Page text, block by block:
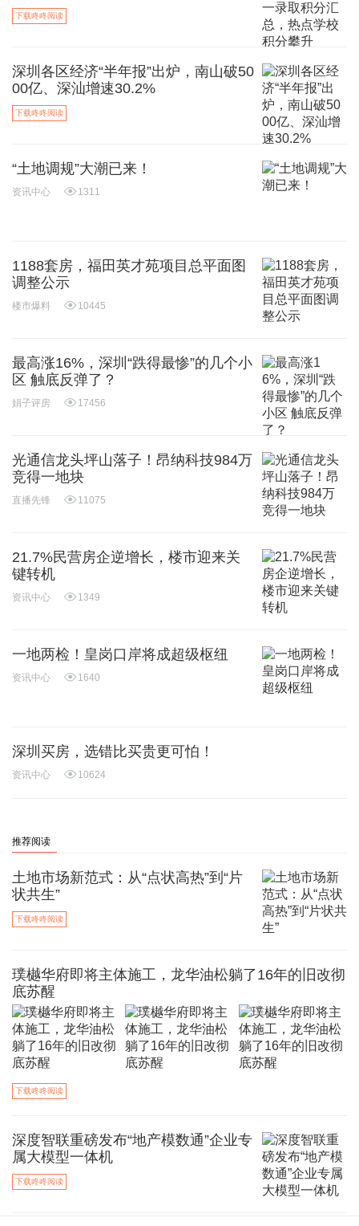
下载咚咚阅读
深圳各区经济“半年报”出炉，南山破50
00亿、深汕增速30.2%
下载咚咚阅读
“土地调规”大潮已来！
资讯中心 1311
1188套房，福田英才苑项目总平面图
调整公示
楼市爆料 10445
最高涨16%，深圳“跌得最惨”的几个小
区 触底反弹了？
娟子评房 17456
光通信龙头坪山落子！昂纳科技984万
竞得一地块
直播先锋 11075
21.7%民营房企逆增长，楼市迎来关
键转机
资讯中心 1349
一地两检！皇岗口岸将成超级枢纽
资讯中心 1640
深圳买房，选错比买贵更可怕！
资讯中心 10624
推荐阅读
土地市场新范式：从“点状高热”到“片
状共生”
下载咚咚阅读
璞樾华府即将主体施工，龙华油松躺了16年的旧改彻
底苏醒
下载咚咚阅读
深度智联重磅发布“地产模数通”企业专
属大模型一体机
下载咚咚阅读